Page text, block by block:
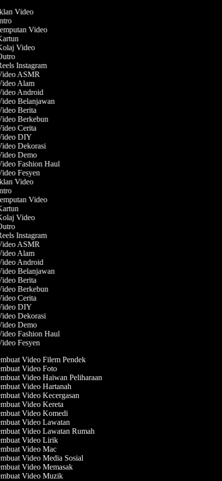
Video
Video
Video
Instagram
ASMR
Alam
Android
Belanjawan
Berita
Berkebun
Cerita
DIY
Dekorasi
Demo
Fashion Haul
Fesyen
Video
Video
Video
Instagram
ASMR
Alam
Android
Belanjawan
Berita
Berkebun
Cerita
DIY
Dekorasi
Demo
Fashion Haul
Fesyen
Video Filem Pendek
Video Foto
Video Haiwan Peliharaan
Video Hartanah
Video Kecergasan
Video Kereta
Video Komedi
Video Lawatan
Video Lawatan Rumah
Video Lirik
Video Mac
Video Media Sosial
Video Memasak
Video Muzik